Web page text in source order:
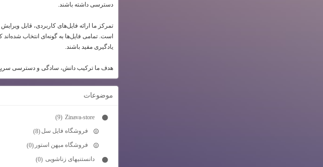
دسترسی داشته باشند.
تمرکز ما ارائه فایل‌های کاربردی، قابل
است. تمامی فایل‌ها به گونه‌ای انتخاب شده‌اند
یادگیری مفید باشند.
هدف ما ترکیب دانش، سادگی و دسترسی
موضوعات
(9)
فروشگاه فایل سل (8)
فروشگاه میهن استور (0)
دانستنیهای زناشویی (0)